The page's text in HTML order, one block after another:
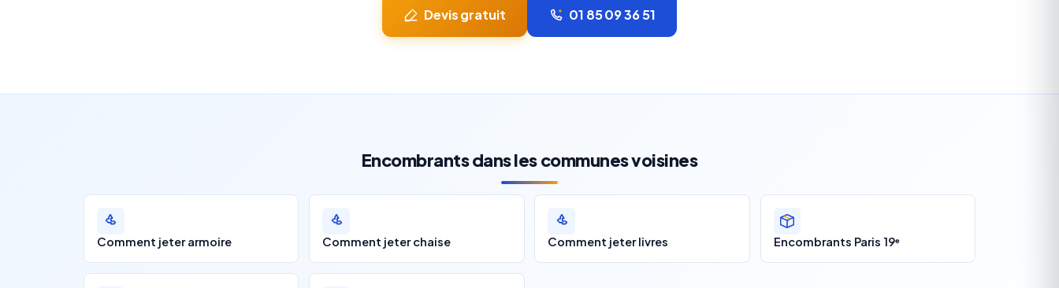
Devis gratuit 01 85 09 36 51
Encombrants dans les communes voisines
Comment jeter armoire Comment jeter chaise Comment jeter livres Encombrants Paris 19ᵉ